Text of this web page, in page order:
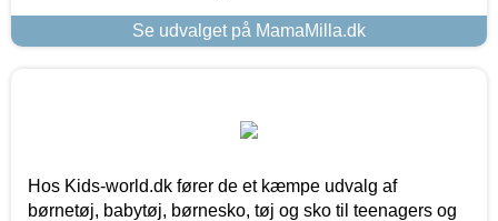
Se udvalget på MamaMilla.dk
Hos Kids-world.dk fører de et kæmpe udvalg af
børnetøj, babytøj, børnesko, tøj og sko til teenagers og